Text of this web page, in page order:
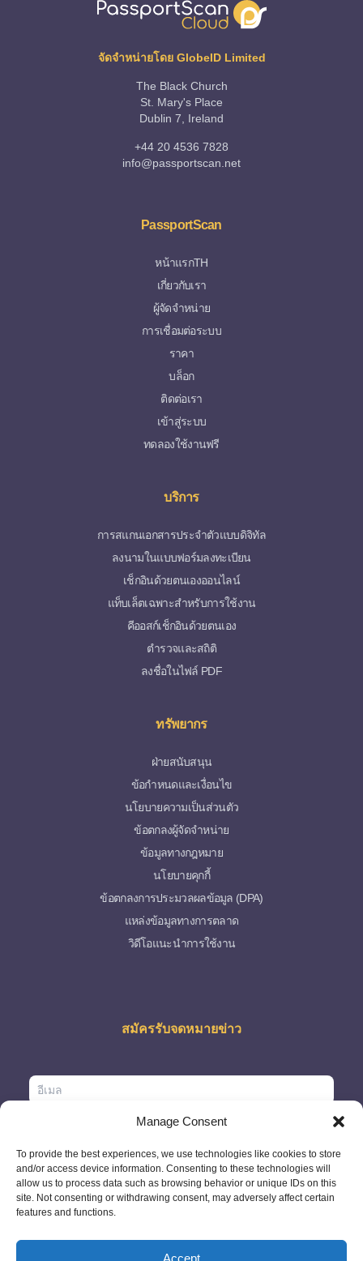
Manage Consent
To provide the best experiences, we use technologies like cookies to store
and/or access device information. Consenting to these technologies will
allow us to process data such as browsing behavior or unique IDs on this
site. Not consenting or withdrawing consent, may adversely affect certain
features and functions.
Accept
จัดจำหน่ายโดย GlobeID Limited
The Black Church
St. Mary's Place
Dublin 7, Ireland
+44 20 4536 7828
info@passportscan.net
PassportScan
หน้าแรกTH
เกี่ยวกับเรา
ผู้จัดจำหน่าย
การเชื่อมต่อระบบ
ราคา
บล็อก
ติดต่อเรา
เข้าสู่ระบบ
ทดลองใช้งานฟรี
บริการ
การสแกนเอกสารประจำตัวแบบดิจิทัล
ลงนามในแบบฟอร์มลงทะเบียน
เช็กอินด้วยตนเองออนไลน์
แท็บเล็ตเฉพาะสำหรับการใช้งาน
คีออสก์เช็กอินด้วยตนเอง
ตำรวจและสถิติ
ลงชื่อในไฟล์ PDF
ทรัพยากร
ฝ่ายสนับสนุน
ข้อกำหนดและเงื่อนไข
นโยบายความเป็นส่วนตัว
ข้อตกลงผู้จัดจำหน่าย
ข้อมูลทางกฎหมาย
นโยบายคุกกี้
ข้อตกลงการประมวลผลข้อมูล (DPA)
แหล่งข้อมูลทางการตลาด
วิดีโอแนะนำการใช้งาน
สมัครรับจดหมายข่าว